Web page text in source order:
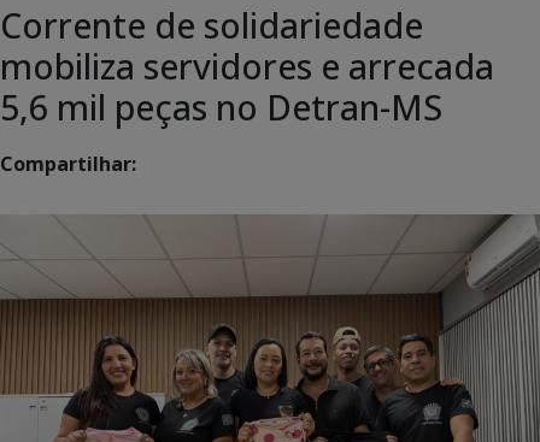
Corrente de solidariedade
mobiliza servidores e arrecada
5,6 mil peças no Detran-MS
Compartilhar: